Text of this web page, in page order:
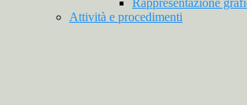
Rappresentazione
Attività e procedimenti